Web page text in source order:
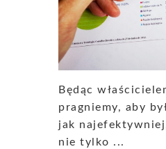
Będąc
pragniemy, aby
jak
nie tylko ...